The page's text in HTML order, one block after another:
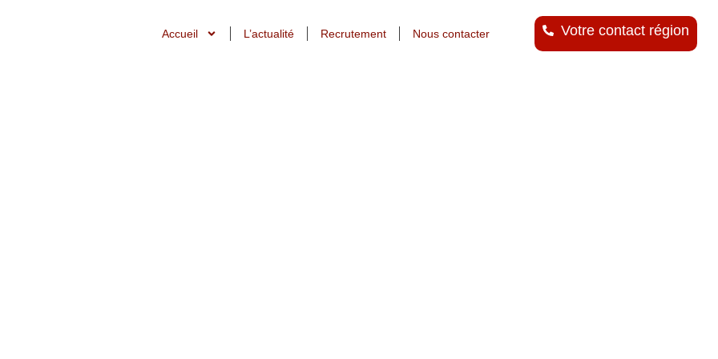
Accueil L’actualité Recrutement Nous contacter Votre contact région